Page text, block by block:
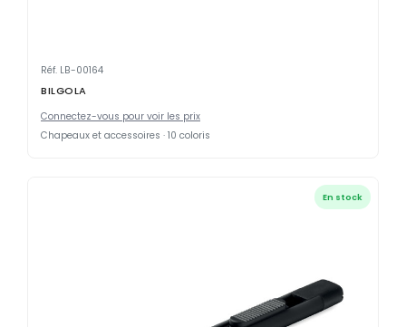
Réf. LB-00164
BILGOLA
Connectez-vous pour voir les prix
Chapeaux et accessoires · 10 coloris
En stock